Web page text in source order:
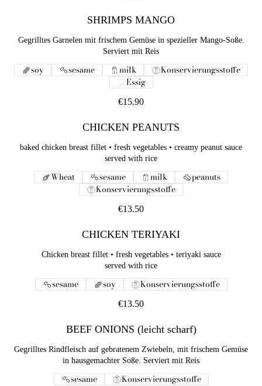
SHRIMPS MANGO
Gegrilltes Garnelen mit frischem Gemüse in spezieller Mango-Soße.
Serviert mit Reis
€15.90
soy sesame milk
Konservierungsstoffe
Essig
CHICKEN PEANUTS
baked chicken breast fillet • fresh vegetables • creamy peanut sauce
served with rice
€13.50
Wheat sesame milk
peanuts
Konservierungsstoffe
CHICKEN TERIYAKI
Chicken breast fillet • fresh vegetables • teriyaki sauce
served with rice
€13.50
sesame soy Konservierungsstoffe
BEEF ONIONS (leicht scharf)
Gegrilltes Rindfleisch auf gebratenem Zwiebeln, mit frischem Gemüse
in hausgemachter Soße. Serviert mit Reis
sesame Konservierungsstoffe